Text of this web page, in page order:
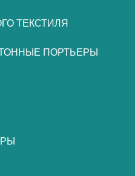
ТЕКСТИЛЯ
ПОРТЬЕРЫ